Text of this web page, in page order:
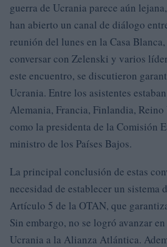
guerra de Ucrania parece aún
han abierto un canal de diálogo
reunión del lunes en la Casa
conversar con Zelenski y varios
este encuentro, se discutieron
Ucrania. Entre los asistentes
Alemania, Francia, Finlandia,
como la presidenta de la Comisión
ministro de los Países Bajos.
La principal conclusión de estas
necesidad de establecer un sistema
Artículo 5 de la OTAN, que
Sin embargo, no se logró avanzar
Ucrania a la Alianza Atlántica.